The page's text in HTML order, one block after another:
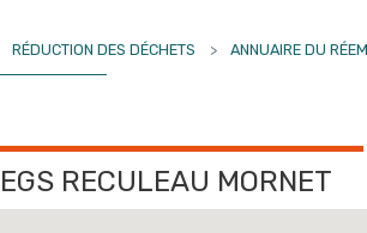
RÉDUCTION DES DÉCHETS > ANNUAIRE DU
EGS RECULEAU MORNET